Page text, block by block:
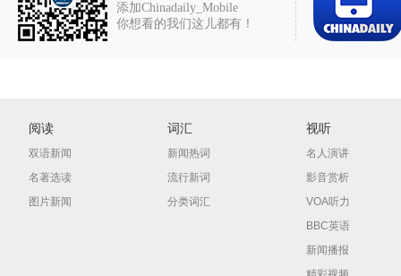
添加Chinadaily_Mobile
你想看的我们这儿都有！
阅读
双语新闻
名著选读
图片新闻
词汇
新闻热词
流行新词
分类词汇
视听
名人演讲
影音赏析
VOA听力
BBC英语
新闻播报